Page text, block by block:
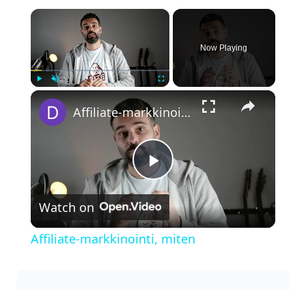
×
Now Playing
×
P
l
Affiliate-markkinointi, miten
Watch on
Affiliate-markkinointi, miten